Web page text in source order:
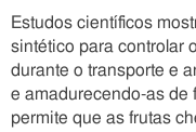
Estudos científicos
sintético para controlar
durante o transporte e
e amadurecendo-as de
permite que as frutas